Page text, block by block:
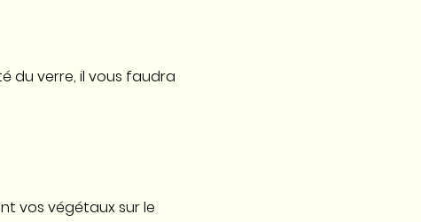
du verre, il vous faudra
vos végétaux sur le